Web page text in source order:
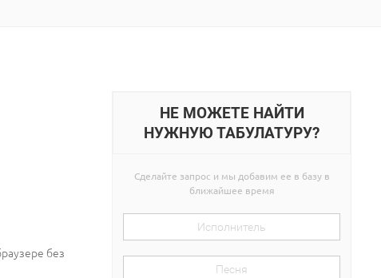
без
НЕ МОЖЕТЕ НАЙТИ
НУЖНУЮ ТАБУЛАТУРУ?
Сделайте запрос и мы добавим ее в базу в
ближайшее время